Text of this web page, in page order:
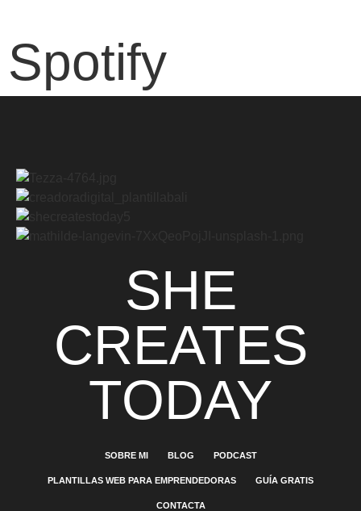
Spotify
SHE
CREATES
TODAY
SOBRE MI BLOG PODCAST
PLANTILLAS WEB PARA EMPRENDEDORAS GUÍA GRATIS
CONTACTA